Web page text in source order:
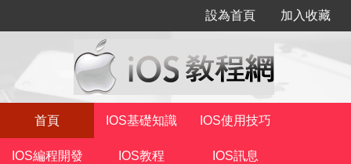
設為首頁 加入收藏
首頁 IOS基礎知識 IOS使用技巧
IOS編程開發 IOS教程 IOS訊息